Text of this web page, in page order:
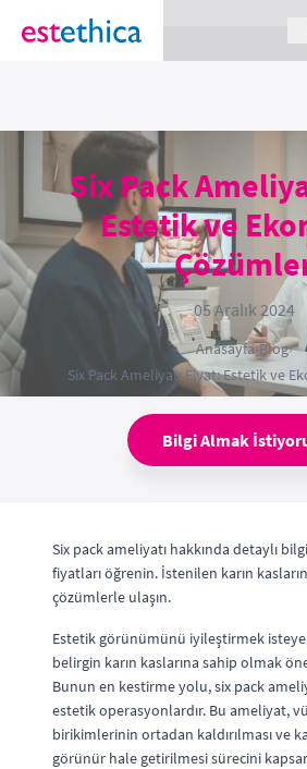
section Service {
Six Pack
Estetik ve
05 Aralık 2024
Anasayfa›Blog›
Six Pack Ameliyatı Fiyat: Estetik ve
Bilgi Almak
Six pack ameliyatı hakkında detaylı
fiyatları öğrenin. İstenilen karın
çözümlerle ulaşın.
Estetik görünümünü iyileştirmek
belirgin karın kaslarına sahip olmak
Bunun en kestirme yolu, six pack
estetik operasyonlardır. Bu ameliyat,
birikimlerinin ortadan kaldırılması ve
görünür hale getirilmesi sürecini